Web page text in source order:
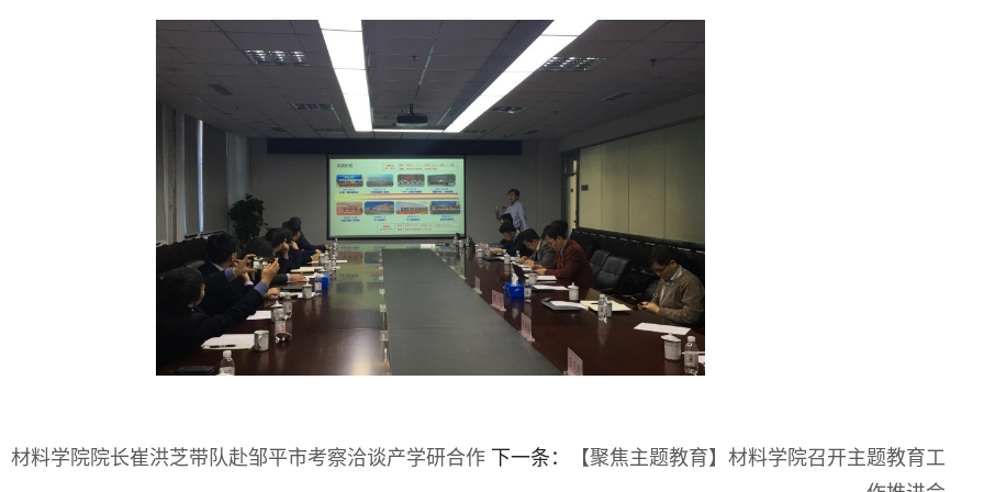
材料学院院长崔洪芝带队赴邹平市考察洽谈产学研合作 下一条：
【聚焦主题教育】材料学院召开主题教育工